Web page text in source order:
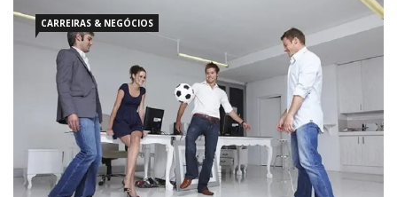
CARREIRAS & NEGÓCIOS